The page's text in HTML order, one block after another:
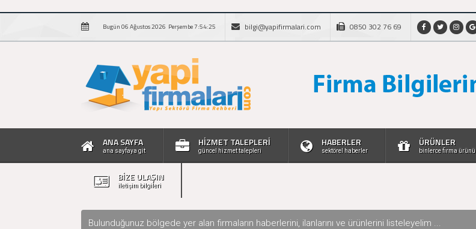
Bugün 06 Ağustos 2026 Perşembe 7:54:26 bilgi@yapifirmalari.com 0850 302 76 69
ANA SAYFA
ana sayfaya git
HİZMET TALEPLERİ
güncel hizmet talepleri
HABERLER
sektörel haberler
ÜRÜNLER
binlerce firma ürünü
BİZE ULAŞIN
iletişim bilgileri
Bulunduğunuz bölgede yer alan firmaların haberlerini, ilanlarını ve ürünlerini listeleyelim ...